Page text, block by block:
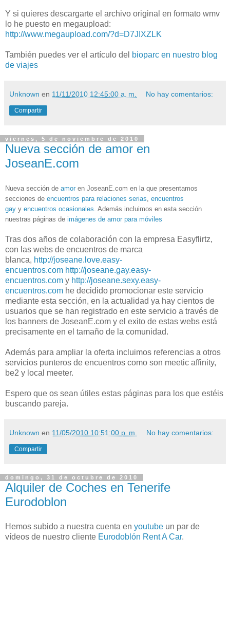
Y si quieres descargarte el archivo original en formato wmv
lo he puesto en megaupload:
http://www.megaupload.com/?d=D7JIXZLK
También puedes ver el artículo del bioparc en nuestro blog
de viajes
Unknown en 11/11/2010 12:45:00 a. m. No hay comentarios:
Compartir
viernes, 5 de noviembre de 2010
Nueva sección de amor en
JoseanE.com
Nueva sección de amor en JoseanE.com en la que presentamos
secciones de encuentros para relaciones serias, encuentros
gay y encuentros ocasionales. Además incluimos en esta sección
nuestras páginas de imágenes de amor para móviles
Tras dos años de colaboración con la empresa Easyflirtz,
con las webs de encuentros de marca
blanca, http://joseane.love.easy-
encuentros.com http://joseane.gay.easy-
encuentros.com y http://joseane.sexy.easy-
encuentros.com he decidido promocionar este servicio
mediante esta sección, en la actualidad ya hay cientos de
usuarios que se han registrado en este servicio a través de
los banners de JoseanE.com y el exito de estas webs está
precisamente en el tamaño de la comunidad.
Además para ampliar la oferta incluimos referencias a otros
servicios punteros de encuentros como son meetic affinity,
be2 y local meeter.
Espero que os sean útiles estas páginas para los que estéis
buscando pareja.
Unknown en 11/05/2010 10:51:00 p. m. No hay comentarios:
Compartir
domingo, 31 de octubre de 2010
Alquiler de Coches en Tenerife
Eurodoblon
Hemos subido a nuestra cuenta en youtube un par de
vídeos de nuestro cliente Eurodoblón Rent A Car.